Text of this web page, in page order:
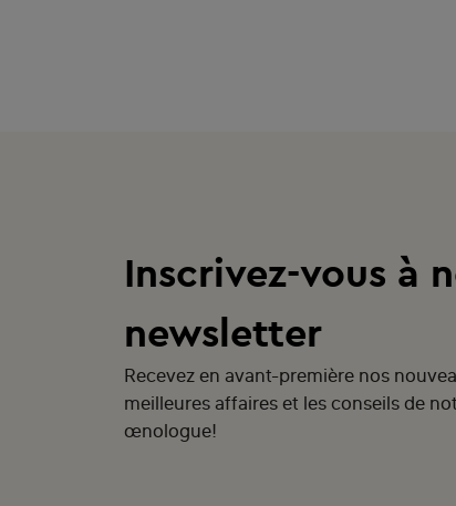
Inscrivez-vous à
newsletter
Recevez en avant-première nos
meilleures affaires et les conseils de
œnologue!